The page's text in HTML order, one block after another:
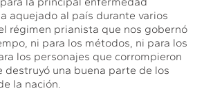
aquejado al país durante varios
régimen prianista que nos gobernó
ni para los métodos, ni para los
los personajes que corrompieron
destruyó una buena parte de los
la nación.